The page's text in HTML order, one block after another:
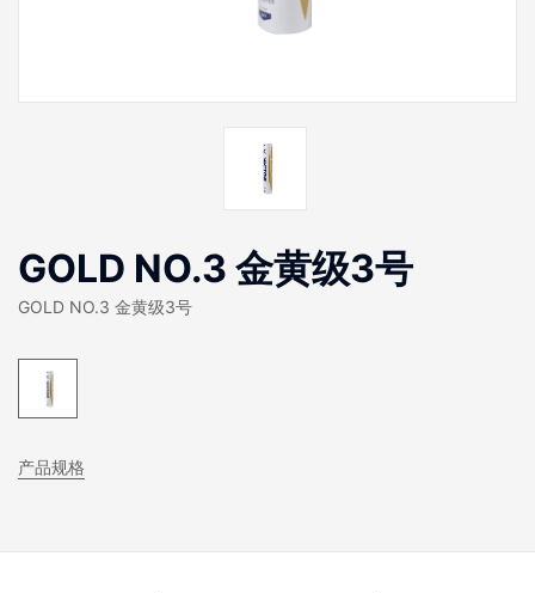
GOLD NO.3 金黄级3号
GOLD NO.3 金黄级3号
产品规格